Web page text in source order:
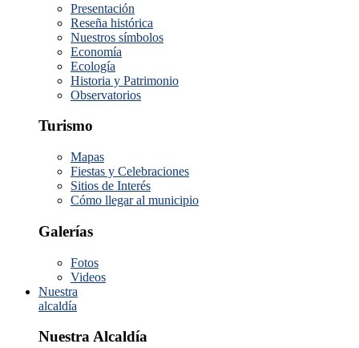
Presentación
Reseña histórica
Nuestros símbolos
Economía
Ecología
Historia y Patrimonio
Observatorios
Turismo
Mapas
Fiestas y Celebraciones
Sitios de Interés
Cómo llegar al municipio
Galerías
Fotos
Videos
Nuestra
alcaldía
Nuestra Alcaldía